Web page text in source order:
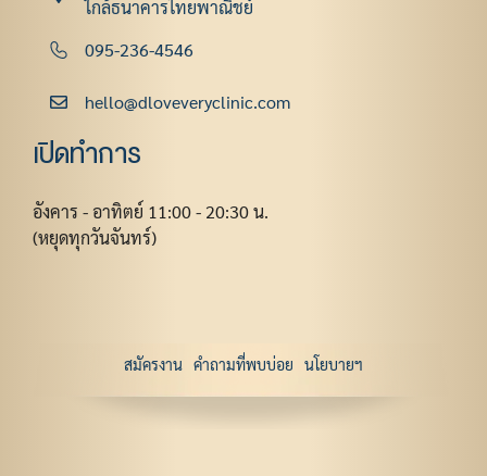
ใกล้ธนาคารไทยพาณิชย์
095-236-4546
hello@dloveveryclinic.com
เปิดทำการ
อังคาร - อาทิตย์ 11:00 - 20:30 น.
(หยุดทุกวันจันทร์)
สมัครงาน คำถามที่พบบ่อย นโยบายฯ